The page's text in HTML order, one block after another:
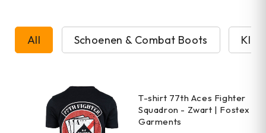
All Schoenen & Combat Boots
T-shirt 77th Aces Fighter
Squadron - Zwart | Fostex
Garments